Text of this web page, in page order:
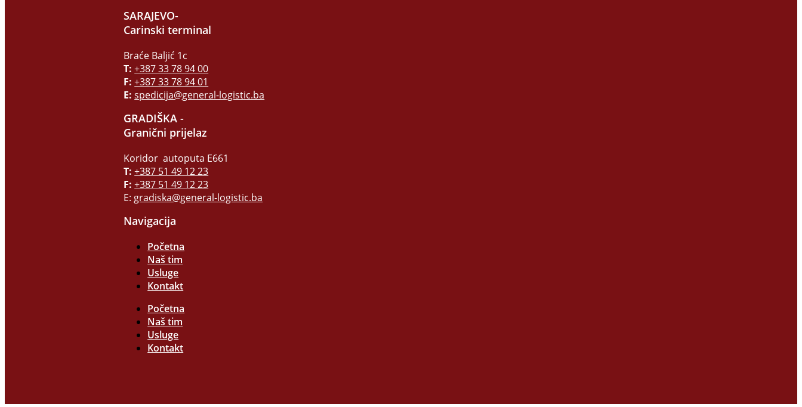
SARAJEVO-
Carinski terminal
Braće Baljić 1c
T: +387 33 78 94 00
F: +387 33 78 94 01
E: spedicija@general-logistic.ba
GRADIŠKA -
Granični prijelaz
Koridor autoputa E661
T: +387 51 49 12 23
F: +387 51 49 12 23
E: gradiska@general-logistic.ba
Navigacija
Početna
Naš tim
Usluge
Kontakt
Početna
Naš tim
Usluge
Kontakt